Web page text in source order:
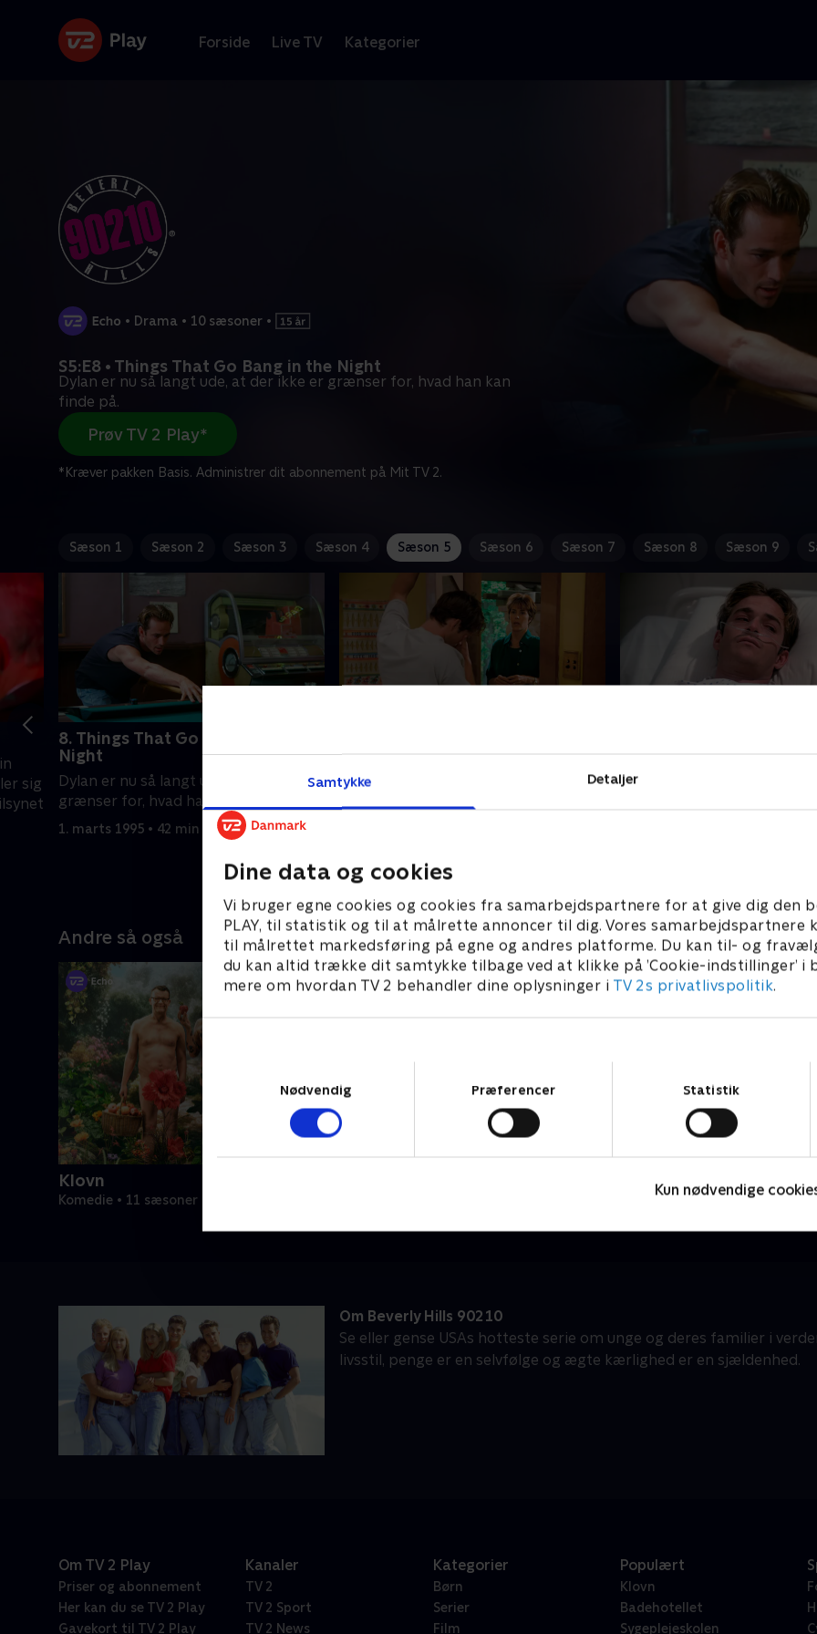
Samtykke Detaljer
Dine data og cookies
Vi bruger egne cookies og cookies fra samarbejdspartnere for at give dig den
PLAY, til statistik og til at målrette annoncer til dig. Vores samarbejdspartnere
til målrettet markedsføring på egne og andres platforme. Du kan til- og
du kan altid trække dit samtykke tilbage ved at klikke på ’Cookie-indstillinger’ i
mere om hvordan TV 2 behandler dine oplysninger i TV 2s privatlivspolitik.
Nødvendig
Præferencer Statistik
Kun nødvendige
Forside Live TV Kategorier
• Drama • 10 sæsoner •
S5:E8 • Things That Go Bang in the Night
Dylan er nu så langt ude, at der ikke er grænser for, hvad han kan
finde på.
Prøv TV 2 Play*
*Kræver pakken Basis. Administrer dit abonnement på Mit TV 2.
Sæson 1 Sæson 2 Sæson 3 Sæson 4 Sæson 5 Sæson 6 Sæson 7 Sæson 8 Sæson 9
sig
8. Things That Go Bang in the
Night
Dylan er nu så langt ude, at der ikke er
grænser for, hvad han kan finde på.
1. marts 1995 • 42 min
vennerne samlet for at fortælle
Dylan, hvor meget han betyder for
en klippeskrænt og ligger nu
Andre så også
Klovn
Komedie • 11 sæsoner
Om Beverly Hills 90210
Se eller gense USAs hotteste serie om unge og deres familier i
livsstil, penge er en selvfølge og ægte kærlighed er en sjældenhed.
Om TV 2 Play
Priser og abonnement
Her kan du se TV 2 Play
Gavekort til TV 2 Play
Kanaler
TV 2
TV 2 Sport
TV 2 News
Kategorier
Børn
Serier
Film
Populært
Klovn
Badehotellet
Sygeplejeskolen